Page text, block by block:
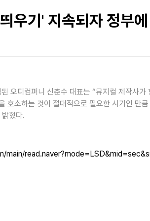
우기' 지속되자 정부
오디컴퍼니 신춘수 대표는 “뮤지컬 제작사
호소하는 것이 절대적으로 필요한 시기인 만
혔다.
main/